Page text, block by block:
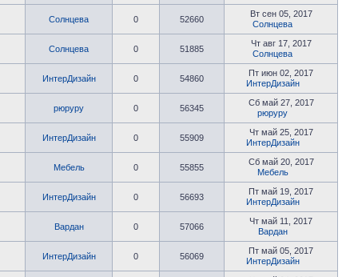
Солнцева 0 52660
Вт сен 05, 2017
Солнцева
Солнцева 0 51885
Чт авг 17, 2017
Солнцева
ИнтерДизайн 0 54860
Пт июн 02, 2017
ИнтерДизайн
рюруру 0 56345
Сб май 27, 2017
рюруру
ИнтерДизайн 0 55909
Чт май 25, 2017
ИнтерДизайн
Мебель 0 55855
Сб май 20, 2017
Мебель
ИнтерДизайн 0 56693
Пт май 19, 2017
ИнтерДизайн
Вардан 0 57066
Чт май 11, 2017
Вардан
ИнтерДизайн 0 56069
Пт май 05, 2017
ИнтерДизайн